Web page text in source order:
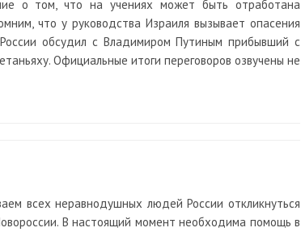
о том, что на учениях может быть отработана
что у руководства Израиля вызывает опасения
обсудил с Владимиром Путиным прибывший с
Официальные итоги переговоров озвучены не
всех неравнодушных людей России откликнуться
В настоящий момент необходима помощь в